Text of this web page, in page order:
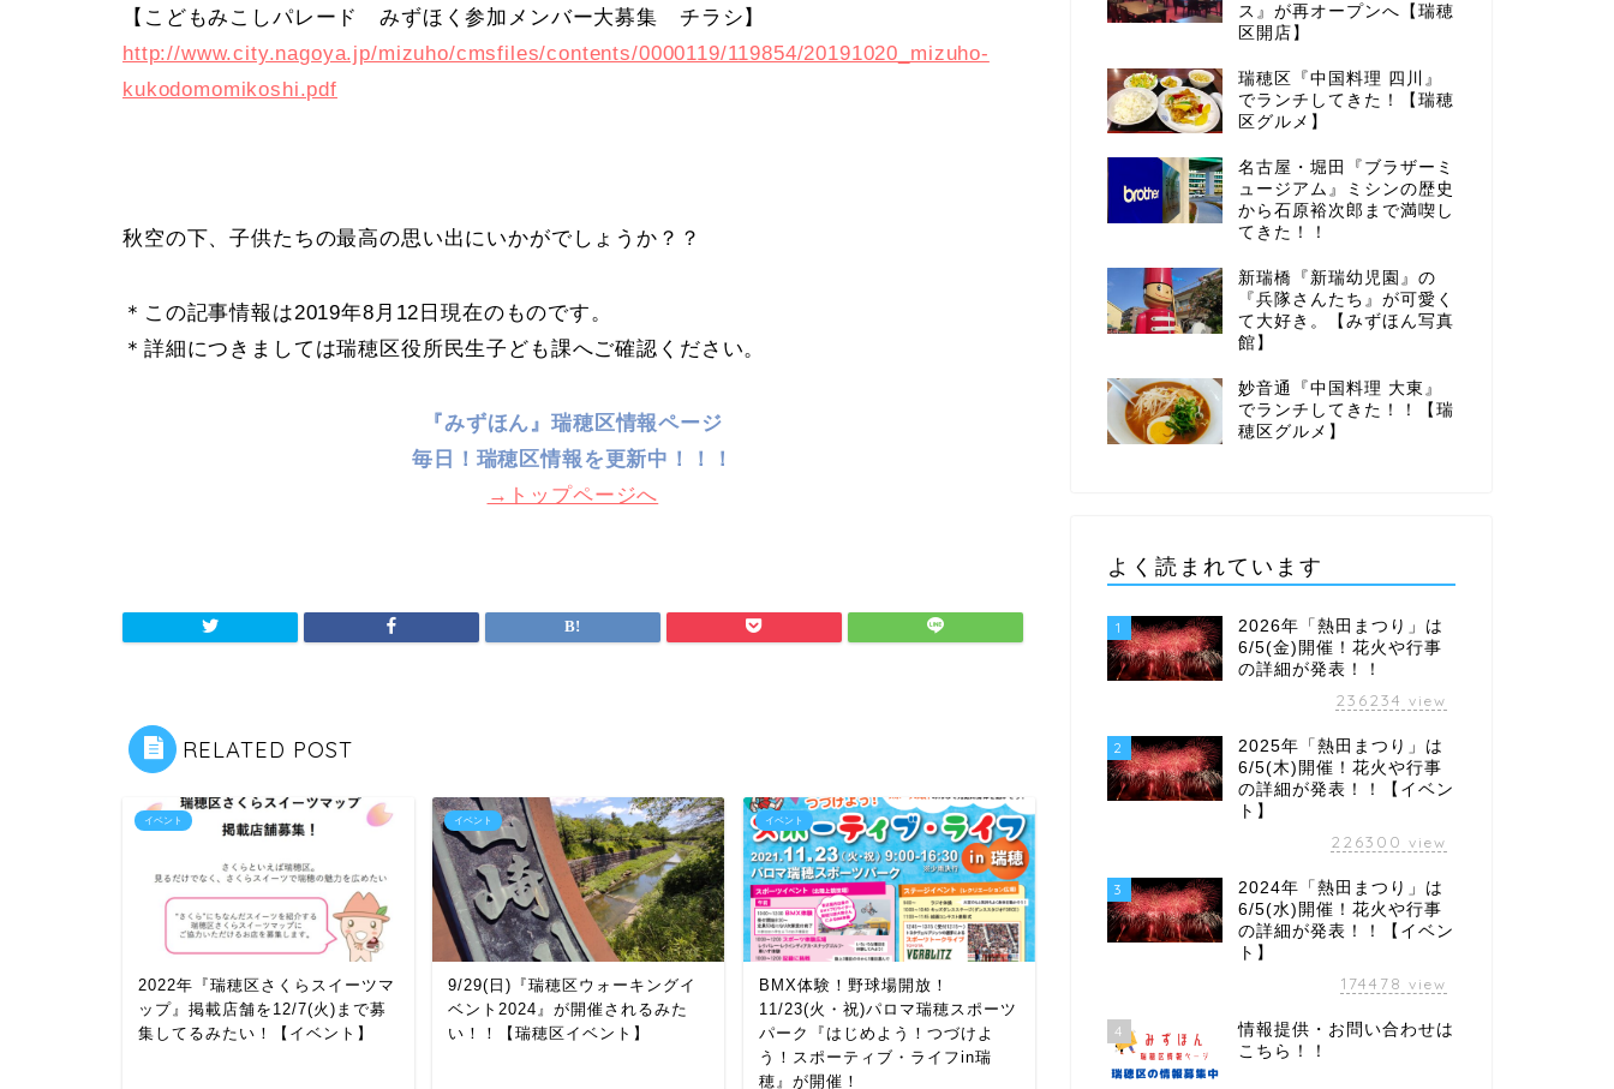
【こどもみこしパレード みずほく参加メンバー大募集 チラシ】
http://www.city.nagoya.jp/mizuho/cmsfiles/contents/0000119/119854/20191020_mizuho-
kukodomomikoshi.pdf
秋空の下、子供たちの最高の思い出にいかがでしょうか？？
＊この記事情報は2019年8月12日現在のものです。
＊詳細につきましては瑞穂区役所民生子ども課へご確認ください。
『みずほん』瑞穂区情報ページ
毎日！ 瑞穂区情報を更新中！！！
→トップページへ
RELATED POST
イベント
2022年『瑞穂区さくらスイーツマ
ップ』掲載店舗を12/7(火)まで募
集してるみたい！【イベント】
イベント
9/29(日)『瑞穂区ウォーキングイ
ベント2024』が開催されるみた
い！！【瑞穂区イベント】
イベント
BMX体験！野球場開放！
11/23(火・祝)パロマ瑞穂スポーツ
パーク『はじめよう！つづけよ
う！スポーティブ・ライフin瑞
穂』が開催！
ス』が再オープンへ【瑞穂
区開店】
瑞穂区『中国料理 四川』
でランチしてきた！【瑞穂
区グルメ】
名古屋・堀田『ブラザーミ
ュージアム』ミシンの歴史
から石原裕次郎まで満喫し
てきた！！
新瑞橋『新瑞幼児園』の
『兵隊さんたち』が可愛く
て大好き。【みずほん写真
館】
妙音通『中国料理 大東』
でランチしてきた！！【瑞
穂区グルメ】
よく読まれています
1
2026年「熱田まつり」は
6/5(金)開催！花火や行事
の詳細が発表！！
236234 view
2
2025年「熱田まつり」は
6/5(木)開催！花火や行事
の詳細が発表！！【イベン
ト】
226300 view
3
2024年「熱田まつり」は
6/5(水)開催！花火や行事
の詳細が発表！！【イベン
ト】
174478 view
4
情報提供・お問い合わせは
こちら！！